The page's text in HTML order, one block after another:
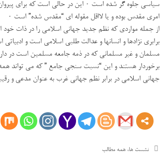
سیاسی جلوه گر شده است ۰ این در حالی است
امری مقدس بوده و یا لااقل مقوله ای “مقدس شده” است ۰
از جمله مواردی که نظم جدید جهانی اسلامی را در ذات
برابری نژادها و انسانها و عدالت طلبی اسلامی است و ادبیاتی
مسلمان و غیر مسلمانی که در ذمه جامعه مسلمین است در
برخوردار هستند و این “نسبت سنجی جامع ” که می تواند همه
جهانی اسلامی در برابر نظم جهانی غرب به عنوان مدعی و
دسته‌ها
نشست ها، همه مطالب